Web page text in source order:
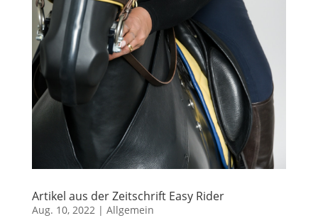
Artikel aus der Zeitschrift Easy Rider
Aug. 10, 2022| Allgemein